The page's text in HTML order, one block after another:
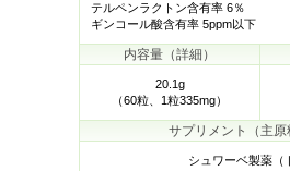
テルペンラクトン含有率 6％
ギンコール酸含有率 5ppm以下
内容量（詳細）
20.1g
（60粒、1粒335mg）
サプリメント（主原
シュワーベ製薬（